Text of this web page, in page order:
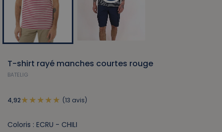
T-shirt rayé manches courtes rouge
BATELIG
4,92 (13 avis)
Coloris : ECRU - CHILI